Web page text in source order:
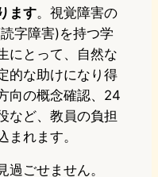
ます。視覚障害の
字障害)を持つ学
にとって、自然な
的な助けになり得
向の概念確認、24
など、教員の負担
れます。
ごせません。